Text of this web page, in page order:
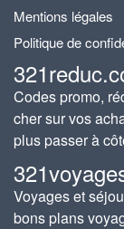
Mentions légales
Politique de
Codes promo,
cher sur vos
plus passer à
Voyages et
bons plans